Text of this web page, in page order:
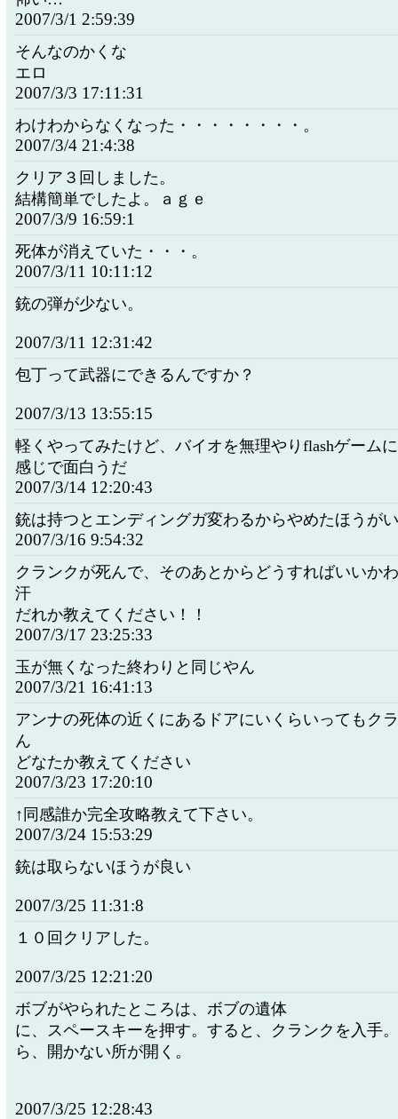
2007/3/1 2:59:39
そんなのかくな
エロ
2007/3/3 17:11:31
わけわからなくなった・・・・・・・・。
2007/3/4 21:4:38
クリア３回しました。
結構簡単でしたよ。ａｇｅ
2007/3/9 16:59:1
死体が消えていた・・・。
2007/3/11 10:11:12
銃の弾が少ない。
2007/3/11 12:31:42
包丁って武器にできるんですか？
2007/3/13 13:55:15
軽くやってみたけど、バイオを無理やりflashゲーム
感じで面白うだ
2007/3/14 12:20:43
銃は持つとエンディングガ変わるからやめたほうが
2007/3/16 9:54:32
クランクが死んで、そのあとからどうすればいいか
汗
だれか教えてください！！
2007/3/17 23:25:33
玉が無くなった終わりと同じやん
2007/3/21 16:41:13
アンナの死体の近くにあるドアにいくらいってもク
ん
どなたか教えてください
2007/3/23 17:20:10
↑同感誰か完全攻略教えて下さい。
2007/3/24 15:53:29
銃は取らないほうが良い
2007/3/25 11:31:8
１０回クリアした。
2007/3/25 12:21:20
ボブがやられたところは、ボブの遺体
に、スペースキーを押す。すると、クランクを入手
ら、開かない所が開く。
2007/3/25 12:28:43